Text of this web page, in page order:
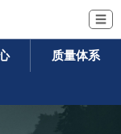
☰
质量体系